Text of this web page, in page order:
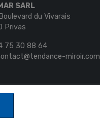
SARL
du Vivarais
Privas
75 30 88 64
miroir.com